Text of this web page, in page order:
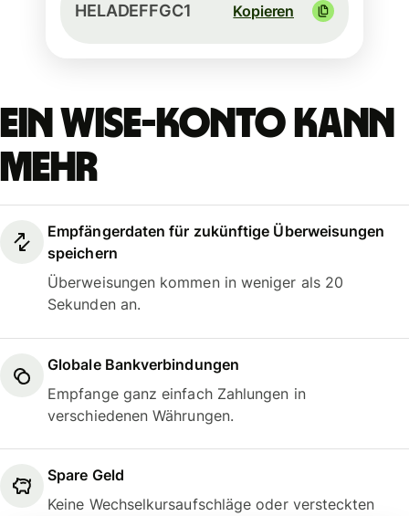
HELADEFFGC1 Kopieren
Ein Wise-Konto kann
mehr
Empfängerdaten für zukünftige Überweisungen
speichern
Überweisungen kommen in weniger als 20
Sekunden an.
Globale Bankverbindungen
Empfange ganz einfach Zahlungen in
verschiedenen Währungen.
Spare Geld
Keine Wechselkursaufschläge oder versteckten